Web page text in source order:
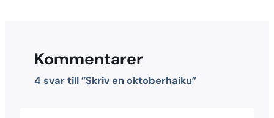
Kommentarer
4 svar till ”Skriv en oktoberhaiku”